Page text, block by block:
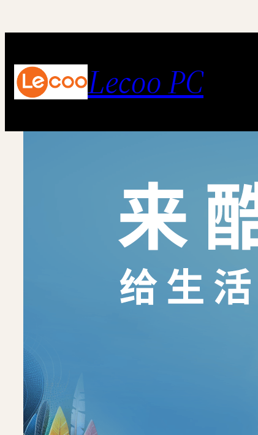
至
容
Lecoo PC